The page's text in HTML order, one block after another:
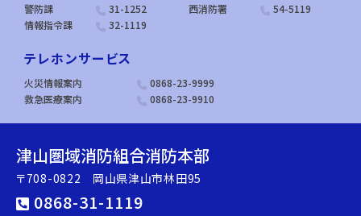
警防課
31-1252 西消防署
54-5119
情報指令課
32-1119
テレホンサービス
火災情報案内
0868-23-9999
救急医療案内
0868-23-9910
津山圏域消防組合消防本部
〒708-0822 岡山県津山市林田95
0868-31-1119